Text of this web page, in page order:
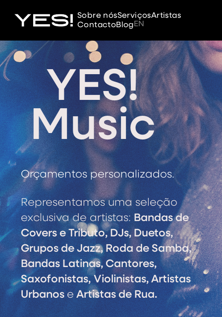
Sobre nósServiçosArtistas
ContactoBlogEN
YES!
Music
Orçamentos personalizados.
Representamos uma seleção
exclusiva de artistas:Bandas de
Covers e Tributo, DJs, Duetos,
Grupos de Jazz, Roda de Samba,
Bandas Latinas, Cantores,
Saxofonistas, Violinistas, Artistas
UrbanoseArtistas de Rua.